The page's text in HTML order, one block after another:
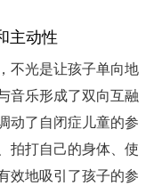
主动性
不光是让孩子单向地
音乐形成了双向互融
动了自闭症儿童的参
拍打自己的身体、使
效地吸引了孩子的参